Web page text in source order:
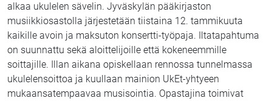
alkaa ukulelen sävelin. Jyväskylän pääkirjaston
musiikkiosastolla järjestetään tiistaina 12. tammikuuta
kaikille avoin ja maksuton konsertti-työpaja. Iltatapahtuma
on suunnattu sekä aloittelijoille että kokeneemmille
soittajille. Illan aikana opiskellaan rennossa tunnelmassa
ukulelensoittoa ja kuullaan mainion UkEt-yhtyeen
mukaansatempaavaa musisointia. Opastajina toimivat